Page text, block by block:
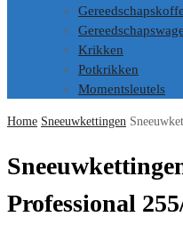
Krikken
Potkrikken
Momentsleutels
Home Sneeuwkettingen
Professional